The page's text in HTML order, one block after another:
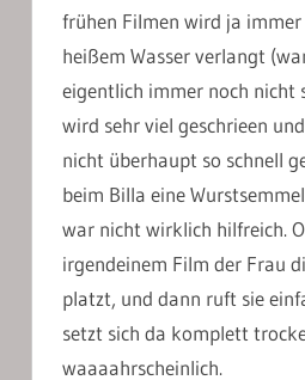
frühen Filmen wird ja immer
heißem Wasser verlangt
eigentlich immer noch nicht
wird sehr viel geschrieen
nicht überhaupt so schnell
beim Billa eine
war nicht wirklich hilfreich.
irgendeinem Film der Frau
platzt, und dann ruft sie
setzt sich da komplett
waaaahrscheinlich.